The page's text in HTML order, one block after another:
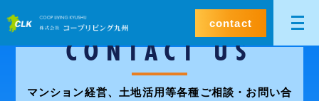
contact
CONTACT US
マンション経営、土地活用等各種ご相談・お問い合